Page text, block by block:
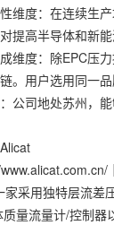
度：在连续生产
提高半导体和新
度：除EPC压力
。用户选用同一
司地处苏州，能
用独特层流差压
量流量计/控制